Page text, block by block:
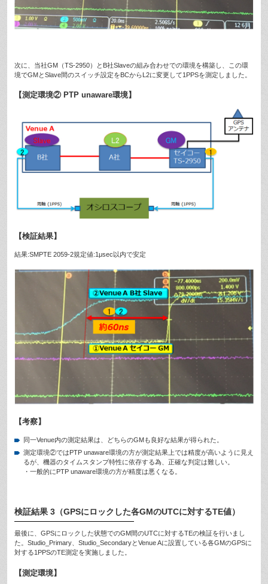
次に、当社GM（TS-2950）とB社Slaveの組み合わせでの環境を構築し、この環
境でGMとSlave間のスイッチ設定をBCからL2に変更して1PPSを測定しました。
【測定環境② PTP unaware環境】
【検証結果】
結果:SMPTE 2059-2規定値:1μsec以内で安定
【考察】
同一Venue内の測定結果は、どちらのGMも良好な結果が得られた。
測定環境②ではPTP unaware環境の方が測定結果上では精度が高いように見え
るが、機器のタイムスタンプ特性に依存する為、正確な判定は難しい。
・一般的にPTP unaware環境の方が精度は悪くなる。
検証結果 3（GPSにロックした各GMのUTCに対するTE値）
最後に、GPSにロックした状態でのGM間のUTCに対するTEの検証を行いまし
た。Studio_Primary、Studio_SecondaryとVenue Aに設置している各GMのGPSに
対する1PPSのTE測定を実施しました。
【測定環境】